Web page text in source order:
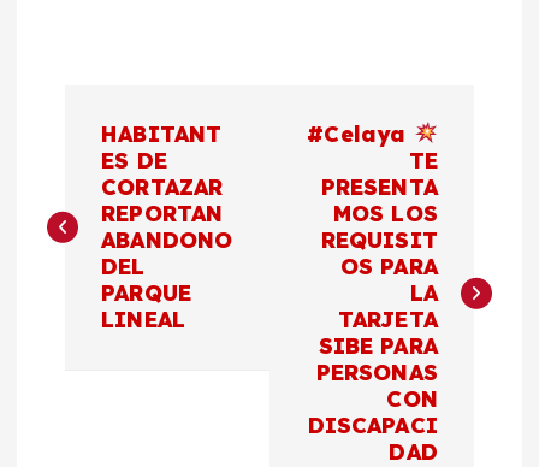
v
HABITANT
ES DE
CORTAZAR
REPORTAN
ABANDONO
DEL
PARQUE
LINEAL
#Celaya
TE
PRESENTA
MOS LOS
REQUISIT
OS PARA
LA
TARJETA
SIBE PARA
PERSONAS
CON
DISCAPACI
DAD